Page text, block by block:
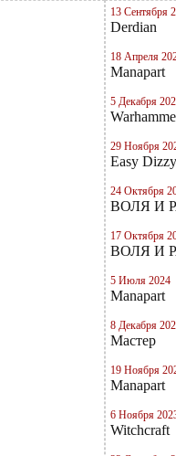
13 Сентября
Derdian
18 Апреля
Manapart
5 Декабря
29 Ноября
Easy Dizzy
24 Октября
ВОЛЯ И
17 Октября
ВОЛЯ И
5 Июля 2024
Manapart
8 Декабря
Мастер
19 Ноября
Manapart
6 Ноября
Witchcraft